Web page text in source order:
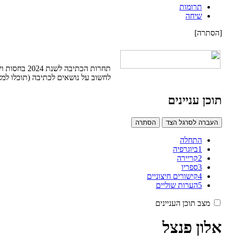
תרומות
שיחה
[הסתרה]
תחרות הכתיבה לשנת 2024 בחסות ויקימדיה ישראל, נפתחה. התחרות עוסקת בכתיבה על נשים והיא שלוחה של התחרות מקצרמר למובחר. אתם מוזמנים לקפוץ ל
לחשוב על נושאים לכתיבה (תוכלו
תוכן עניינים
העברה לסרגל הצד הסתרה
התחלה
1ביוגרפיה
2קריירה
3ספריו
4קישורים חיצוניים
5הערות שוליים
מצב תוכן העניינים
אלון פנצל